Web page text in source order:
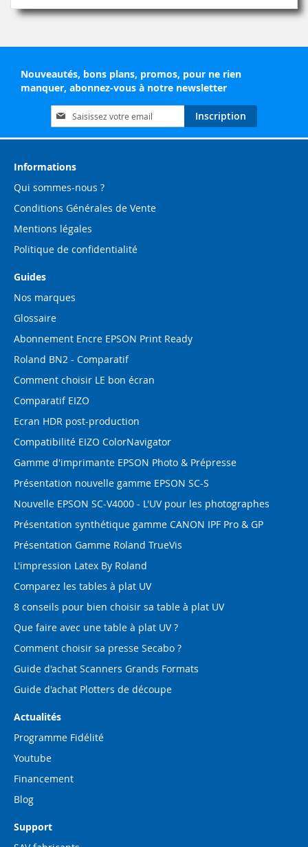
Nouveautés, bons plans, promos, pour ne rien
manquer, abonnez-vous à notre newsletter
Inscription
à
notre
d’information
Inscription
Informations
Qui sommes-nous ?
Conditions Générales de Vente
Mentions légales
Politique de confidentialité
Guides
Nos marques
Glossaire
Abonnement Encre EPSON Print Ready
Roland BN2 - Comparatif
Comment choisir LE bon écran
Comparatif EIZO
Ecran HDR post-production
Compatibilité EIZO ColorNavigator
Gamme d'imprimante EPSON Photo & Prépresse
Présentation nouvelle gamme EPSON SC-S
Nouvelle EPSON SC-V4000 - L'UV pour les photographes
Présentation synthétique gamme CANON IPF Pro & GP
Présentation Gamme Roland TrueVis
L'impression Latex By Roland
Comparez les tables à plat UV
8 conseils pour bien choisir sa table à plat UV
Que faire avec une table à plat UV ?
Comment choisir sa presse Secabo ?
Guide d'achat Scanners Grands Formats
Guide d'achat Plotters de découpe
Actualités
Programme Fidélité
Youtube
Financement
Blog
Support